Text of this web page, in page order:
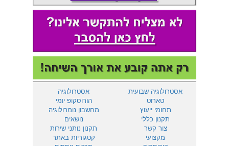
אסטרולוגיה
אסטרולוגיה שבועית
הורוסקופ יומי
טארוט
מחשבון נומרולוגיה
תחומי ייעוץ
נושאים
תקנון כללי
תקנון נותני שירות
צור קשר
קטגוריות באתר
מקצועי